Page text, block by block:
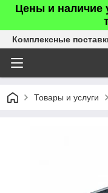
Цены и наличие
Комплексные
Товары и услуги